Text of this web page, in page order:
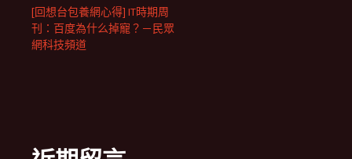
[回想台包養網心得] IT時期周
刊：百度為什么掉寵？－民眾
網科技頻道